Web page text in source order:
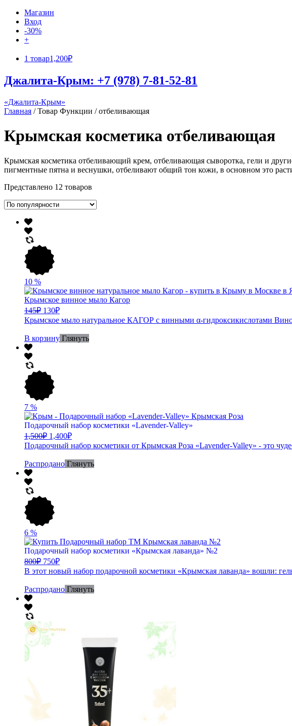
Магазин
Вход
-30%
+
1 товар1,200₽
Джалита-Крым: +7 (978) 7-81-52-81
«Джалита-Крым»
Главная / Товар Функции / отбеливающая
Крымская косметика отбеливающая
Крымская косметика отбеливающий крем, отбеливающая сыворотка, гели и
пигментные пятна и веснушки, отбеливают общий тон кожи, в основном это
Представлено 12 товаров
10 %
Крымское винное мыло Кагор
145₽ 130₽
Крымское мыло натуральное КАГОР с винными α-гидроксикислотами
В корзину Глянуть
7 %
Подарочный набор косметики «Lavender-Valley»
1,500₽ 1,400₽
Подарочный набор косметики от Крымская Роза «Lavender-Valley» - это
Распродано Глянуть
6 %
Подарочный набор косметики «Крымская лаванда» №2
800₽ 750₽
В этот новый набор подарочной косметики «Крымская лаванда» вошли:
Распродано Глянуть